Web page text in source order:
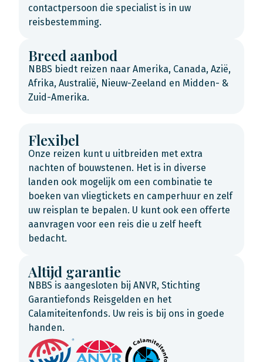
contactpersoon die specialist is in uw
reisbestemming.
Breed aanbod
NBBS biedt reizen naar Amerika, Canada, Azië,
Afrika, Australië, Nieuw-Zeeland en Midden- &
Zuid-Amerika.
Flexibel
Onze reizen kunt u uitbreiden met extra
nachten of bouwstenen. Het is in diverse
landen ook mogelijk om een combinatie te
boeken van vliegtickets en camperhuur en zelf
uw reisplan te bepalen. U kunt ook een offerte
aanvragen voor een reis die u zelf heeft
bedacht.
Altijd garantie
NBBS is aangesloten bij ANVR, Stichting
Garantiefonds Reisgelden en het
Calamiteitenfonds. Uw reis is bij ons in goede
handen.